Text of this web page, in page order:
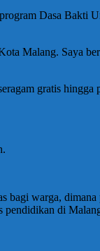
Dasa Bakti
Malang. Saya
gratis hingga
bagi warga, dimana
pendidikan di